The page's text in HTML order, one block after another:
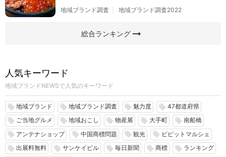
地域ブランド調査 地域ブランド調査2022
総合ランキングarrow_right_alt
人気キーワード
地域ブランドNEWSで人気のキーワード
local_offer 地域ブランド local_offer 地域ブランド調査 local_offer 魅力度 local_offer 47都道府県
local_offer ご当地グルメ local_offer 地域おこし local_offer 物産展 local_offer 大手町 local_offer 南船橋
local_offer アンテナショップ local_offer 中国商標問題 local_offer 観光 local_offer ビビットマルシェ
local_offer 出展料無料 local_offer サンケイビル local_offer 毎日新聞 local_offer 商標 local_offer ランキング